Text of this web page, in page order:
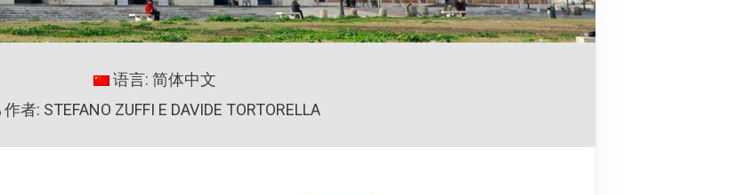
语言: 简体中文
作者: STEFANO ZUFFI E DAVIDE TORTORELLA